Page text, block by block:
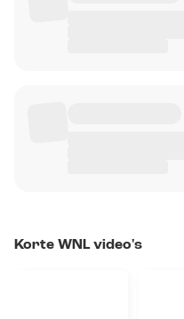
Korte WNL video's